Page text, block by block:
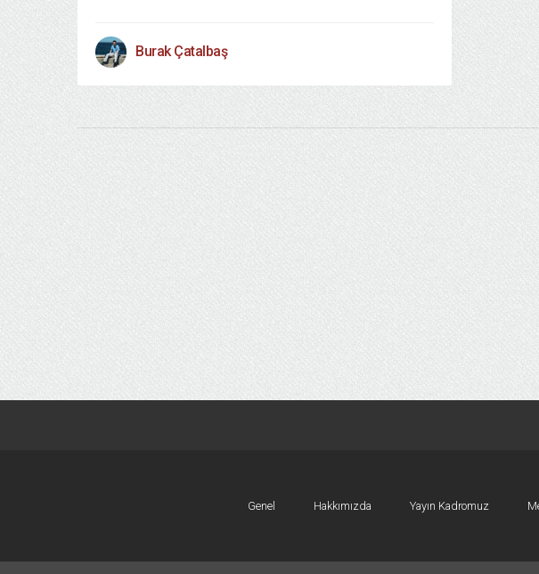
Burak Çatalbaş
Genel Hakkımızda Yayın Kadromuz